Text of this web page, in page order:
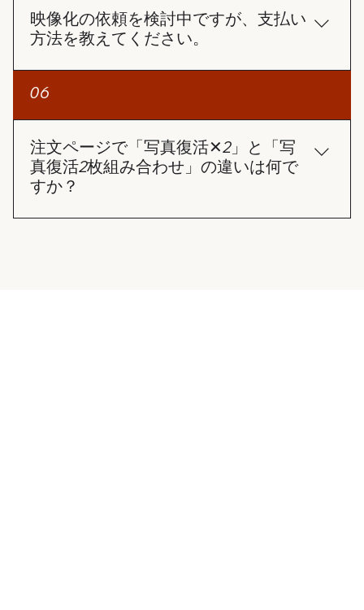
入れない限り、お客様の動画が当社のSNSで使用さ
れることは一切ありません。
映像化の依頼を検討中ですが、支払い
方法を教えてください。
お支払い方法についてですが、クレジットカードの
06
注文ページで「写真復活✕2」と「写
真復活2枚組み合わせ」の違いは何で
すか？